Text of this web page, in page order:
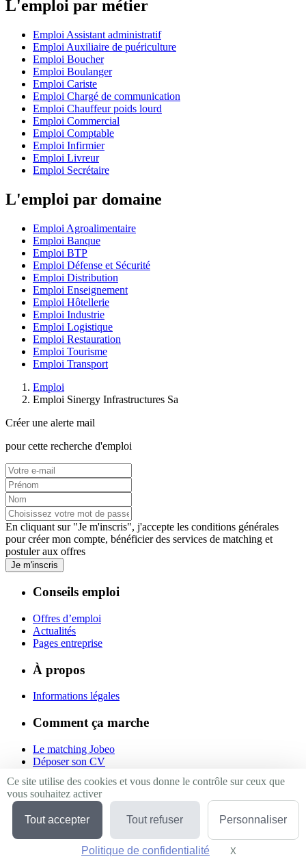
L'emploi par métier
Emploi Assistant administratif
Emploi Auxiliaire de puériculture
Emploi Boucher
Emploi Boulanger
Emploi Cariste
Emploi Chargé de communication
Emploi Chauffeur poids lourd
Emploi Commercial
Emploi Comptable
Emploi Infirmier
Emploi Livreur
Emploi Secrétaire
L'emploi par domaine
Emploi Agroalimentaire
Emploi Banque
Emploi BTP
Emploi Défense et Sécurité
Emploi Distribution
Emploi Enseignement
Emploi Hôtellerie
Emploi Industrie
Emploi Logistique
Emploi Restauration
Emploi Tourisme
Emploi Transport
Emploi
Emploi Sinergy Infrastructures Sa
Créer une alerte mail
pour cette recherche d'emploi
En cliquant sur "Je m'inscris", j'accepte les conditions générales
pour créer mon compte, bénéficier des services de matching et
postuler aux offres
Je m'inscris
Conseils emploi
Offres d’emploi
Actualités
Pages entreprise
À propos
Informations légales
Comment ça marche
Le matching Jobeo
Déposer son CV
Suivez-nous
Linkedin
Facebook
Twitter
Ce site utilise des cookies et vous donne le contrôle sur ceux que
vous souhaitez activer
Tout accepter Tout refuser Personnaliser
Politique de confidentialité X